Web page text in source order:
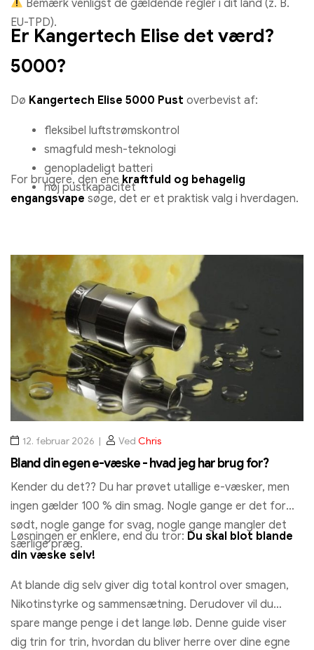
Bemærk venligst de gældende regler i dit land (z. B.
EU-TPD).
Er Kangertech Elise det værd?
5000?
Dø Kangertech Elise 5000 Pust overbevist af:
fleksibel luftstrømskontrol
smagfuld mesh-teknologi
genopladeligt batteri
høj pustkapacitet
For brugere, den enekraftfuld og behagelig
engangsvape søge, det er et praktisk valg i hverdagen.
12. februar 2026 Ved Chris
Bland din egen e-væske - hvad jeg har brug for?
Kender du det?? Du har prøvet utallige e-væsker, men
ingen gælder 100 % din smag. Nogle gange er det for
sødt, nogle gange for svag, nogle gange mangler det
særlige præg.
Løsningen er enklere, end du tror: Du skal blot blande
din væske selv!
At blande dig selv giver dig total kontrol over smagen,
Nikotinstyrke og sammensætning. Derudover vil du
spare mange penge i det lange løb. Denne guide viser
dig trin for trin, hvordan du bliver herre over dine egne